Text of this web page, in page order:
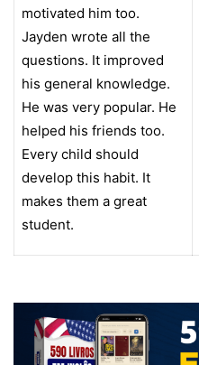
motivated him too.
Jayden wrote all the
questions. It improved
his general knowledge.
He was very popular. He
helped his friends too.
Every child should
develop this habit. It
makes them a great
student.